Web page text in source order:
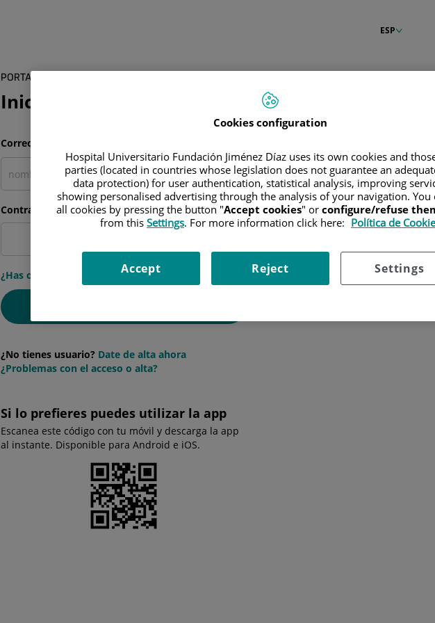
ESP
PORTAL DEL PACIENTE
Inicia sesión
Correo electrónico
Contraseña
¿Has olvidado tu contraseña?
¿No tienes usuario? Date de alta ahora
¿Problemas con el acceso o alta?
Si lo prefieres puedes utilizar la app
Escanea este código con tu móvil y descarga la app
al instante. Disponible para Android e iOS.
Cookies configuration
Hospital Universitario Fundación Jiménez Díaz uses its own cookies and
parties (located in countries whose legislation does not guarantee an
data protection) for user authentication, statistical analysis, improving
showing personalised advertising through the analysis of your navigation. You
all cookies by pressing the button "Accept cookies" or configure/refuse
from this Settings. For more information click here: Política de
Settings
Reject
Accept